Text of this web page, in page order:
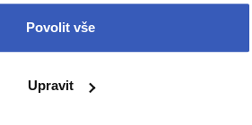
Povolit vše
Upravit
Aires: nejlepší místo